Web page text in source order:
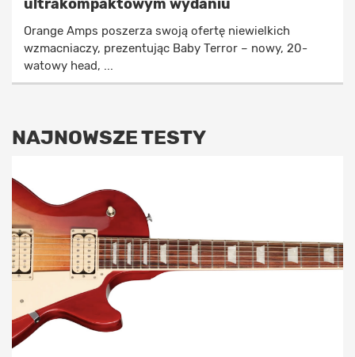
ultrakompaktowym wydaniu
Orange Amps poszerza swoją ofertę niewielkich
wzmacniaczy, prezentując Baby Terror – nowy, 20-
watowy head, ...
NAJNOWSZE TESTY